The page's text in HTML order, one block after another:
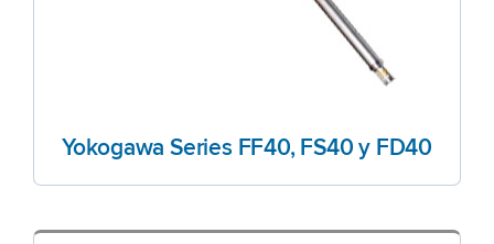
Yokogawa Series FF40, FS40 y FD40